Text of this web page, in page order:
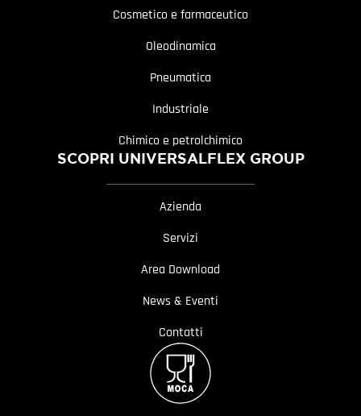
Cosmetico e farmaceutico
Oleodinamica
Pneumatica
Industriale
Chimico e petrolchimico
SCOPRI UNIVERSALFLEX GROUP
Azienda
Servizi
Area Download
News & Eventi
Contatti